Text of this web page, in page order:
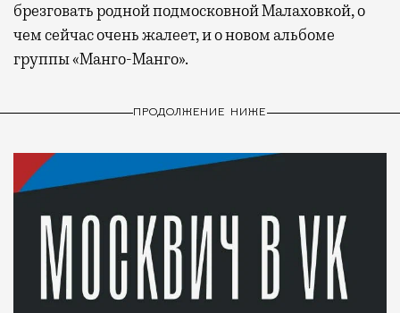
брезговать родной подмосковной Малаховкой, о
чем сейчас очень жалеет, и о новом альбоме
группы «Манго-Манго».
ПРОДОЛЖЕНИЕ НИЖЕ